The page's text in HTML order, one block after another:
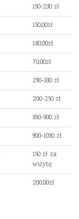
150-230 zł
150,00zł
180,00zł
70,00zł
290-330 zł
200-250 zł
850-900 zł
900-1050 zł
150 zł za
wizytę
200,00zł